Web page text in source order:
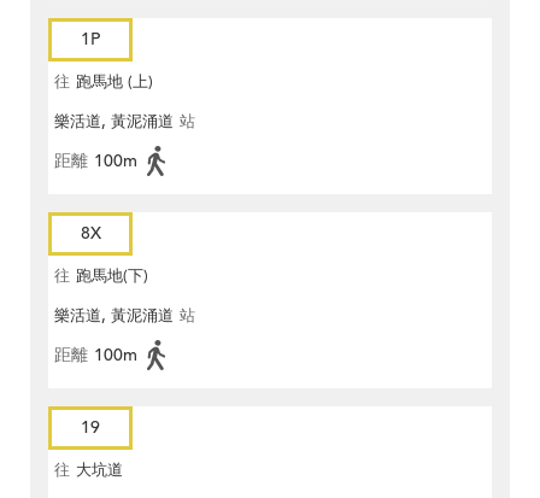
1P
往 跑馬地 (上)
樂活道, 黃泥涌道 站
距離 100m
8X
往 跑馬地(下)
樂活道, 黃泥涌道 站
距離 100m
19
往 大坑道